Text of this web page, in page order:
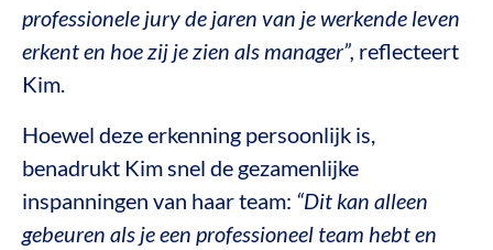
professionele jury de jaren van je werkende leven
erkent en hoe zij je zien als manager”, reflecteert
Kim.
Hoewel deze erkenning persoonlijk is,
benadrukt Kim snel de gezamenlijke
inspanningen van haar team: “Dit kan alleen
gebeuren als je een professioneel team hebt en